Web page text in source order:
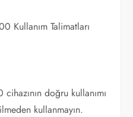
Kullanım Talimatları
doğru kullanımı
kullanmayın.